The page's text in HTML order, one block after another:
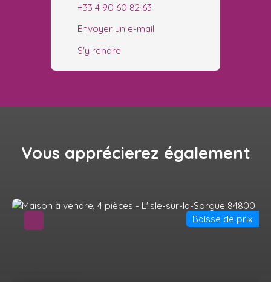
+33 4 90 60 82 63
Envoyer un e-mail
S'y rendre
Vous apprécierez également
Baisse de prix